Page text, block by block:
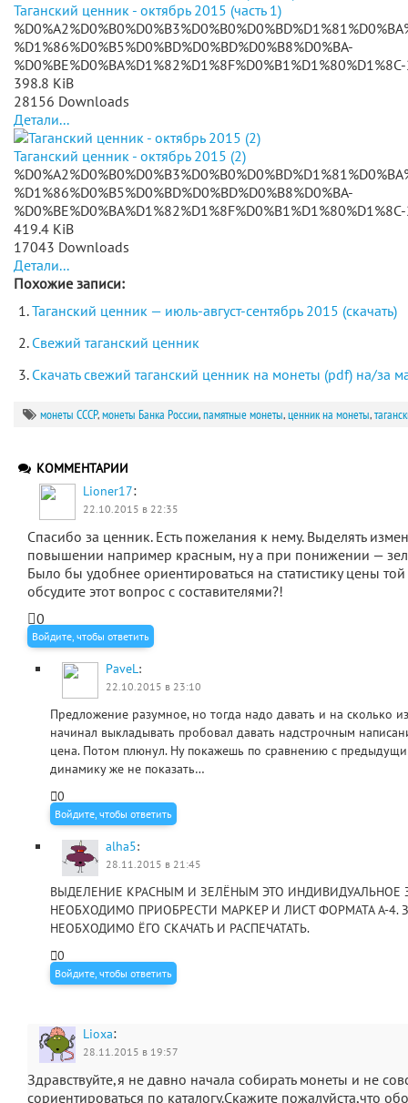
Таганский ценник - октябрь 2015 (часть 1)
%D1%86%D0%B5%D0%BD%D0%BD%D0%B8%D0%BA-
398.8 KiB
28156 Downloads
Детали...
Таганский ценник - октябрь 2015 (2)
%D1%86%D0%B5%D0%BD%D0%BD%D0%B8%D0%BA-
419.4 KiB
17043 Downloads
Детали...
Похожие записи:
Таганский ценник — июль-август-сентябрь 2015 (скачать)
Свежий таганский ценник
Скачать свежий таганский ценник на монеты (pdf) на/за
монеты СССР,монеты Банка России,памятные монеты,ценник на монеты,
КОММЕНТАРИИ
Lioner17:
22.10.2015 в 22:35
Спасибо за ценник. Есть пожелания к нему. Выделять
повышении например красным, ну а при понижении —
Было бы удобнее ориентироваться на статистику цены
обсудите этот вопрос с составителями?!
0
Войдите, чтобы ответить
PaveL:
22.10.2015 в 23:10
Предложение разумное, но тогда надо давать и на сколько
начинал выкладывать пробовал давать надстрочным
цена. Потом плюнул. Ну покажешь по сравнению с
динамику же не показать…
0
Войдите, чтобы ответить
alha5:
28.11.2015 в 21:45
ВЫДЕЛЕНИЕ КРАСНЫМ И ЗЕЛЁНЫМ ЭТО ИНДИВИДУАЛЬНОЕ
НЕОБХОДИМО ПРИОБРЕСТИ МАРКЕР И ЛИСТ ФОРМАТА А-4.
НЕОБХОДИМО ЁГО СКАЧАТЬ И РАСПЕЧАТАТЬ.
0
Войдите, чтобы ответить
Lioxa:
28.11.2015 в 19:57
Здравствуйте,я не давно начала собирать монеты и не
сориентироваться по каталогу.Скажите пожалуйста,что